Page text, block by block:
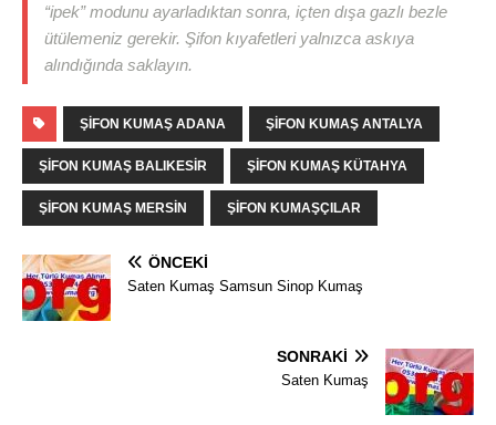
“ipek” modunu ayarladıktan sonra, içten dışa gazlı bezle
ütülemeniz gerekir. Şifon kıyafetleri yalnızca askıya
alındığında saklayın.
ŞIFON KUMAŞ ADANA ŞIFON KUMAŞ ANTALYA
ŞIFON KUMAŞ BALIKESIR ŞIFON KUMAŞ KÜTAHYA
ŞIFON KUMAŞ MERSIN ŞIFON KUMAŞÇILAR
ÖNCEKI
Saten Kumaş Samsun Sinop Kumaş
SONRAKI
Saten Kumaş